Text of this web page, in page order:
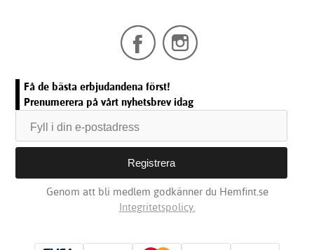
Få de bästa erbjudandena först!
Prenumerera på vårt nyhetsbrev idag
Genom att bli medlem godkänner du Hemfint.se
Integritetspolicy.